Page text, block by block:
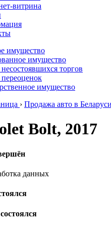
витрина
имущество
имущество
несостоявшихся торгов
переоценок
имущество
› Продажа авто в Беларуси
Bolt, 2017
данных